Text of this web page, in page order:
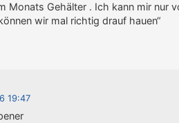
Monats Gehälter . Ich kann mir nur
wir mal richtig drauf hauen“
19:47